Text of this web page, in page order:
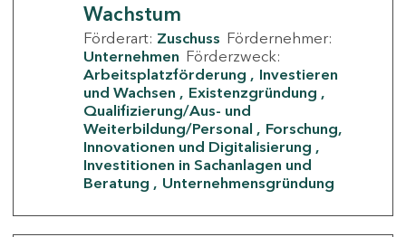
Wachstum
Förderart: Zuschuss Fördernehmer:
Unternehmen Förderzweck:
Arbeitsplatzförderung
Investieren
und Wachsen
Existenzgründung
Qualifizierung/Aus- und
Weiterbildung/Personal
Forschung,
Innovationen und Digitalisierung
Investitionen in Sachanlagen und
Beratung
Unternehmensgründung